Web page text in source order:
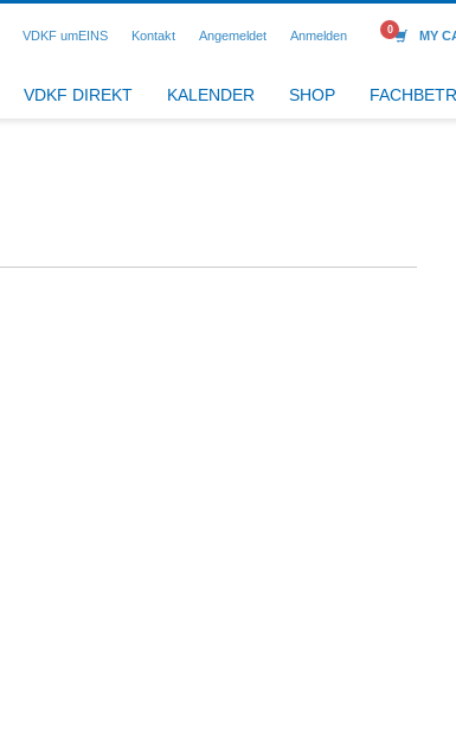
VDKF umEINS Kontakt Angemeldet Anmelden MY
VDKF DIREKT KALENDER SHOP